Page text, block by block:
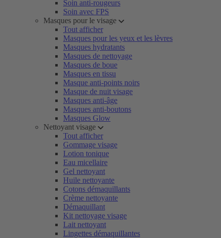
Soin anti-rougeurs
Soin avec FPS
Masques pour le visage
Tout afficher
Masques pour les yeux et les lèvres
Masques hydratants
Masques de nettoyage
Masques de boue
Masques en tissu
Masque anti-points noirs
Masque de nuit visage
Masques anti-âge
Masques anti-boutons
Masques Glow
Nettoyant visage
Tout afficher
Gommage visage
Lotion tonique
Eau micellaire
Gel nettoyant
Huile nettoyante
Cotons démaquillants
Crème nettoyante
Démaquillant
Kit nettoyage visage
Lait nettoyant
Lingettes démaquillantes